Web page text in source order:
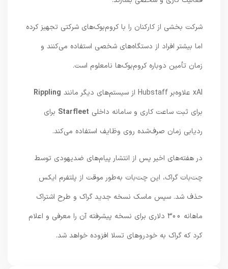
شرکت بخشی از کارکنان را با کروم‌بوک‌های شرکتی تجهیز کرده
اما بیشتر افراد از دستگاه‌های شخصی استفاده می‌کنند و
زمان تأمین دوباره کروم‌بوک‌ها نامعلوم است.
Rippling
برای ثبت ساعت کاری و سامانه داخلی Starfleetبرای
ردیابی زمان صرف‌شده روی وظایف استفاده می‌کند.
در هفته‌های اخیر پس از انتشار پیام‌های ضدیهودی توسط
چت‌بات گراک، این چت‌بات به‌طور موقت از پلتفرم ایکس
حذف شد. سپس ماسک نسخه جدید گراک و طرح اشتراک
ماهانه 300 دلاری برای نسخه پیشرفته آن را معرفی و اعلام
کرد که گراک به خودروهای تسلا افزوده خواهد شد.